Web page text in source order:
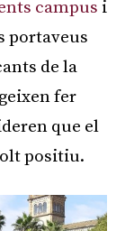
campus i
portaveus
de la
fer
que el
positiu.